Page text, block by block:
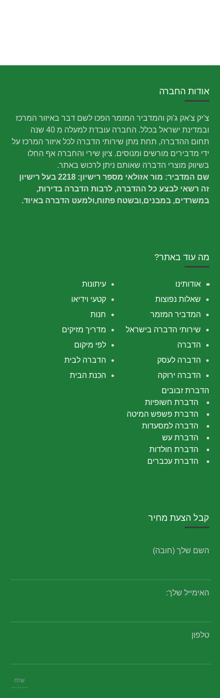
אודות החברה
צ'יק צ'אק ג'וק והמדביר המזמר הפכו לשם דבר באיזור המרכז
ובמדינת ישראל בכלל. החברה עובדת למעלה מ 40 שנה
תחום ההדברה, תחת מתן שירותי הדברה לכל איזור המרכז על
ידי מדבירים מורשים ומנוסים. ציון שירי והחברה אף החלו
בשיווק מוצרי הדברה שאותם ניתן לרכוש באתר.
שם המדביר: מור אזולאי מספר רישיון: 2218 בעל רישיון
זה רשאי לבצע כל ההדברה, לרבות הדברה בדירות,
במשרדים, במבנים,ובשטח פתוח,ולמעט הדברה באיוד.
מה עוד באתר?
עיתונות
אודותינו
קטעי וידיאו
שאלות נפוצות
חנות
המדביר המזמר
מדריך מזיקים
שירותי הדברה בישראל
לפי מיקום
הדברה
הדברה לבית
הדברה לעסק
הכנת הבית
הדברה ירוקה
הדברת זבובים
הדברת חשופיות
הדברת פשפש המיטה
הדברה למסעדות
הדברת עש
הדברת חולדות
הדברת עכברים
קבל הצעת מחיר
השם שלך (חובה)
האימייל שלך:
טלפון